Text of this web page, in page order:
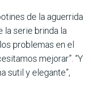
de la aguerrida
la serie brinda la
problemas en el
mejorar”. “Y
sutil y elegante”,